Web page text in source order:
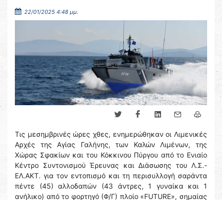
22/01/2025 4:48 μμ.
Τις μεσημβρινές ώρες χθες, ενημερώθηκαν οι Λιμενικές
Αρχές της Αγίας Γαλήνης, των Καλών Λιμένων, της
Χώρας Σφακίων και του Κόκκινου Πύργου από το Ενιαίο
Κέντρο Συντονισμού Έρευνας και Διάσωσης του Λ.Σ.-
ΕΛ.ΑΚΤ. για τον εντοπισμό και τη περισυλλογή σαράντα
πέντε (45) αλλοδαπών (43 άντρες, 1 γυναίκα και 1
ανήλικο) από το φορτηγό (Φ/Γ) πλοίο «FUTURE», σημαίας